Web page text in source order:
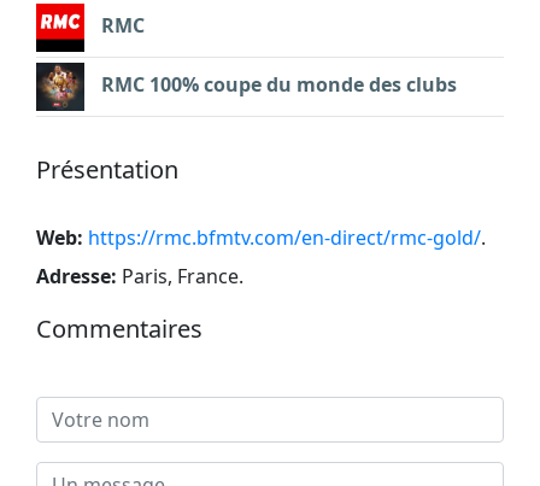
RMC
RMC 100% coupe du monde des clubs
Présentation
Web: https://rmc.bfmtv.com/en-direct/rmc-gold/.
Adresse: Paris, France.
Commentaires